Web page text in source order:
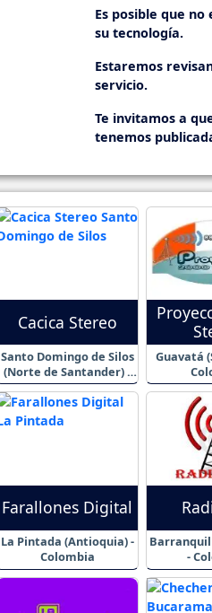
Es posible que
su tecnología.
Estaremos
servicio.
Te invitamos a
tenemos
Cacica Stereo
Santo Domingo de Silos
(Norte de Santander) -
Colombia
Guavatá
Farallones Digital
La Pintada (Antioquia) -
Colombia
-